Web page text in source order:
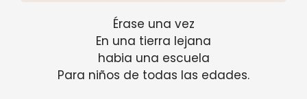
Érase una vez
En una tierra lejana
habia una escuela
Para niños de todas las edades.